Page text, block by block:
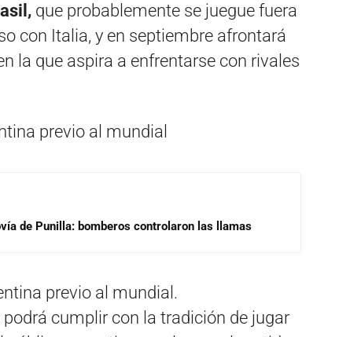
que probablemente se juegue fuera
con Italia, y en septiembre afrontará
la que aspira a enfrentarse con rivales
de Punilla: bomberos controlaron las llamas
previo al mundial.
cumplir con la tradición de jugar